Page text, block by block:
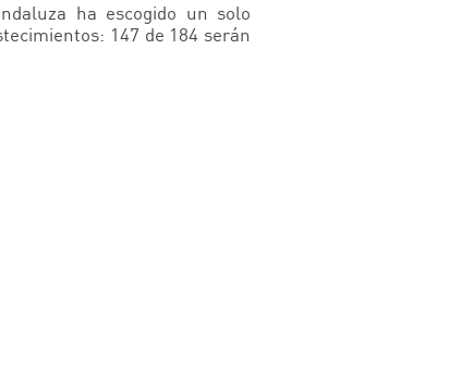
ha escogido un solo
147 de 184 serán